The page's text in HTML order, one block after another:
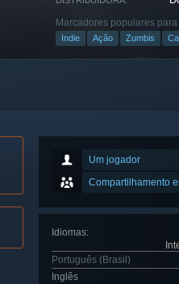
Marcadores populares
Indie Ação Zumbis
Um jogador
Compartilhamento
Idiomas:
Português (Brasil)
Inglês